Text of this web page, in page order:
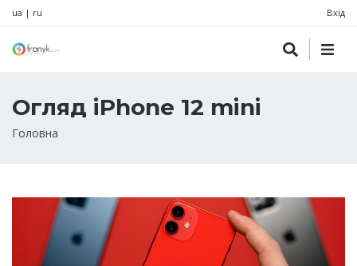
ua | ru Вхід
Огляд iPhone 12 mini
Рядок
Головна